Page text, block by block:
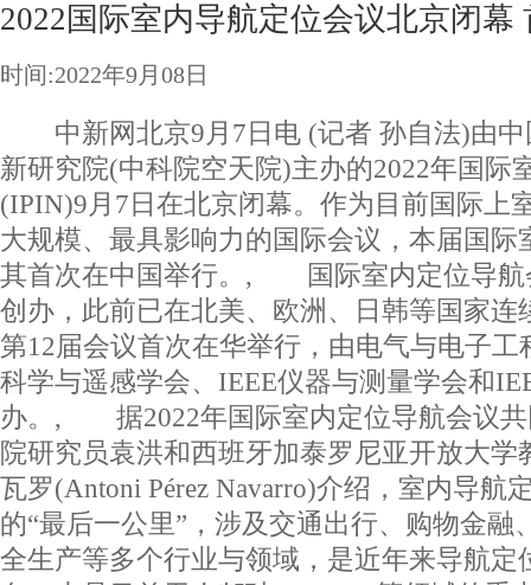
2022国际室内导航定位会议北京闭幕
时间:2022年9月08日
中新网北京9月7日电 (记者 孙自法)由中
新研究院(中科院空天院)主办的2022年国际
(IPIN)9月7日在北京闭幕。作为目前国际上
大规模、最具影响力的国际会议，本届国际
其首次在中国举行。, 国际室内定位导航
创办，此前已在北美、欧洲、日韩等国家连
第12届会议首次在华举行，由电气与电子工
科学与遥感学会、IEEE仪器与测量学会和
办。, 据2022年国际室内定位导航会议共
院研究员袁洪和西班牙加泰罗尼亚开放大学
瓦罗(Antoni Pérez Navarro)介绍，室内导航
的“最后一公里”，涉及交通出行、购物金融
全生产等多个行业与领域，是近年来导航定